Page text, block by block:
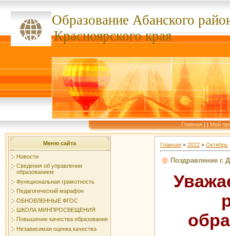
Образование Абанского
сссссссКрасноярского края
Главная | | Мой
Меню сайта
Новости
Сведения об управлении
образованием
Функциональная грамотность
Педагогический марафон
ОБНОВЛЕННЫЕ ФГОС
ШКОЛА МИНПРОСВЕЩЕНИЯ
Повышение качества образования
Независимая оценка качества
Главная » 2022 » Октябрь
Поздравление с